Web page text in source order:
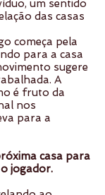
um sentido
das casas
começa pela
para a casa
sugere
A
é fruto da
nos
para a
casa para
jogador.